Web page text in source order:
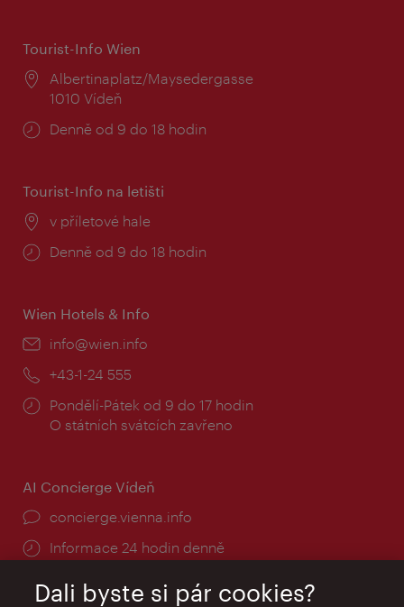
Tourist-Info Wien
Místo:
Albertinaplatz/Maysedergasse
1010 Vídeň
Provozní
Denně od 9 do 18 hodin
Tourist-Info na letišti
Místo:
v příletové hale
Provozní
Denně od 9 do 18 hodin
Wien Hotels & Info
E-
info@wien.info
Telefon:
+43-1-24 555
Provozní
doba:
Pondělí-Pátek od 9 do 17 hodin
O státních svátcích zavřeno
AI Concierge Vídeň
concierge.vienna.info
Informace 24 hodin denně
Dali byste si pár cookies?